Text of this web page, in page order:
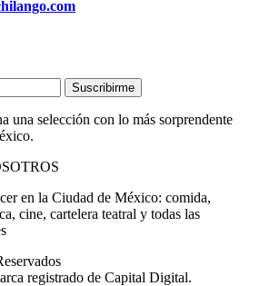
Suscribirme
una selección con lo más sorprendente
en la Ciudad de México: comida,
cine, cartelera teatral y todas las
registrado de Capital Digital.